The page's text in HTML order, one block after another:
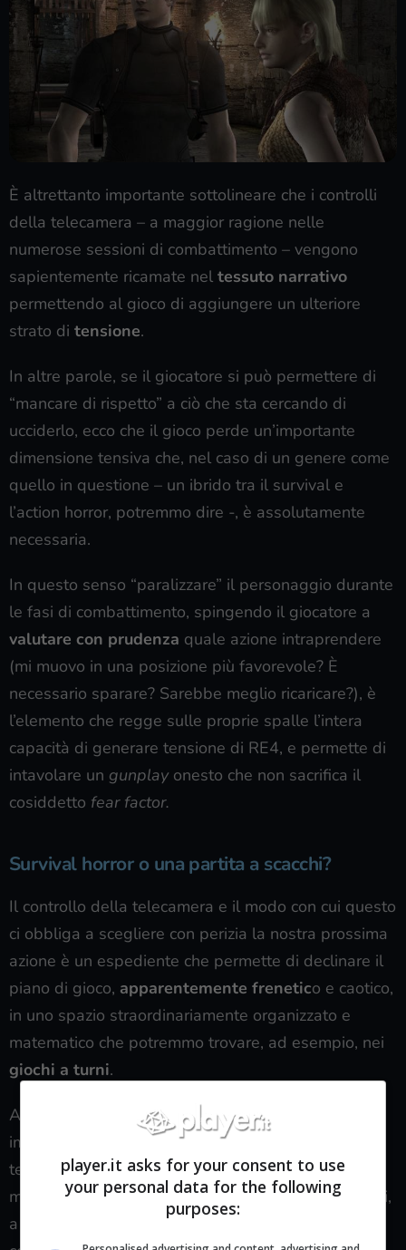
È altrettanto importante sottolineare che i controlli
della telecamera – a maggior ragione nelle
numerose sessioni di combattimento – vengono
sapientemente ricamate nel tessuto narrativo
permettendo al gioco di aggiungere un ulteriore
strato di tensione.
In altre parole, se il giocatore si può permettere di
“mancare di rispetto” a ciò che sta cercando di
ucciderlo, ecco che il gioco perde un’importante
dimensione tensiva che, nel caso di un genere come
quello in questione – un ibrido tra il survival e
l’action horror, potremmo dire -, è assolutamente
necessaria.
In questo senso “paralizzare” il personaggio durante
le fasi di combattimento, spingendo il giocatore a
valutare con prudenza quale azione intraprendere
(mi muovo in una posizione più favorevole? È
necessario sparare? Sarebbe meglio ricaricare?), è
l’elemento che regge sulle proprie spalle l’intera
capacità di generare tensione di RE4, e permette di
intavolare un gunplay onesto che non sacrifica il
cosiddetto fear factor.
Survival horror o una partita a scacchi?
Il controllo della telecamera e il modo con cui questo
ci obbliga a scegliere con perizia la nostra prossima
azione è un espediente che permette di declinare il
piano di gioco, apparentemente frenetico e caotico,
in uno spazio straordinariamente organizzato e
matematico che potremmo trovare, ad esempio, nei
giochi a turni.
Adottando questo approccio ecco che possiamo
immaginare RE4 come una
partita a scacchi
tempo reale: a ogni nostro input segue un’azione –
movimento, ricarica, fuoco, cura e via dicendo – a cui,
a sua volta, segue una reazione equivalente e
player.it asks for your consent to use
your personal data for the following
purposes: